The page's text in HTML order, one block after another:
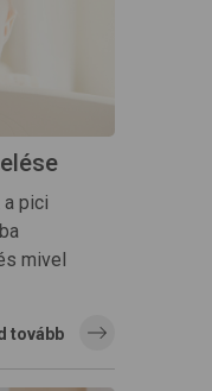
pici
mivel
tovább